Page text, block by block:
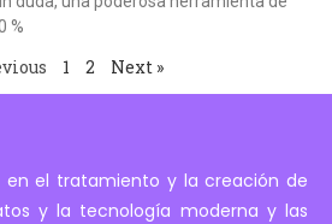
%
1 2 Next »
en el tratamiento y la creación de
y la tecnología moderna y las